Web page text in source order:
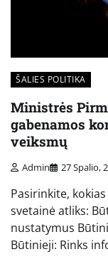
ŠALIES POLITIKA
Ministrės
gabenamos
veiksmų
Admin 27 Spalio,
Pasirinkite,
svetainė atliks:
nustatymus
Būtinieji: Rinks